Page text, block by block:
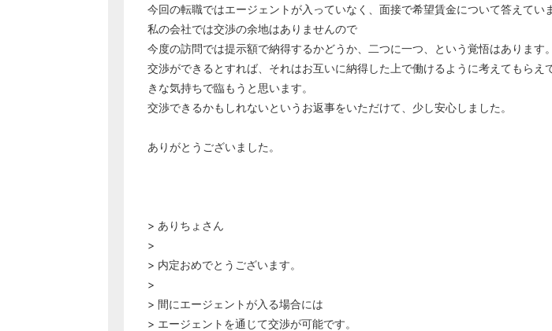
今回の転職ではエージェントが入っていなく、面接で希望賃金について答えてい
私の会社では交渉の余地はありませんので
今度の訪問では提示額で納得するかどうか、二つに一つ、という覚悟はあります。
交渉ができるとすれば、それはお互いに納得した上で働けるように考えてもらえ
きな気持ちで臨もうと思います。
交渉できるかもしれないというお返事をいただけて、少し安心しました。
ありがとうございました。
> ありちょさん
>
> 内定おめでとうございます。
>
> 間にエージェントが入る場合には
> エージェントを通じて交渉が可能です。